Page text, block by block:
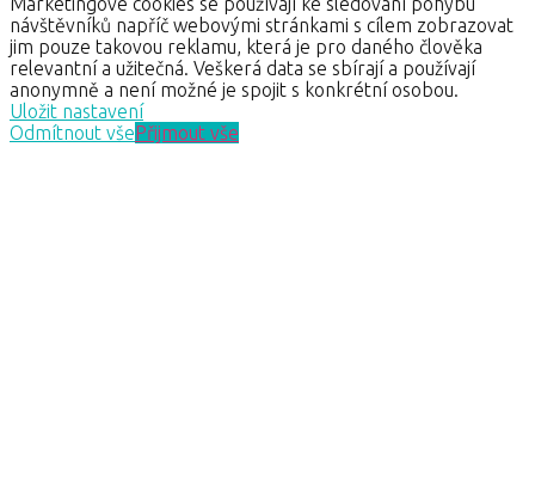
návštěvníků napříč webovými stránkami s cílem zobrazovat
jim pouze takovou reklamu, která je pro daného člověka
relevantní a užitečná. Veškerá data se sbírají a používají
anonymně a není možné je spojit s konkrétní osobou.
Uložit nastavení
Odmítnout všePřijmout vše